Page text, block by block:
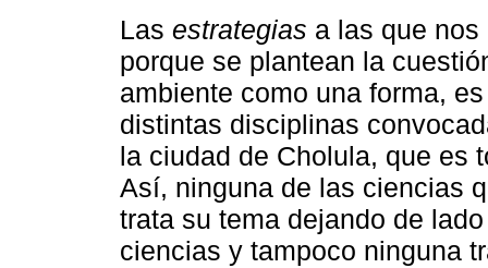
Las estrategias a las que
porque se plantean la
ambiente como una forma,
distintas disciplinas
la ciudad de Cholula, que es
Así, ninguna de las ciencias
trata su tema dejando de
ciencias y tampoco ninguna